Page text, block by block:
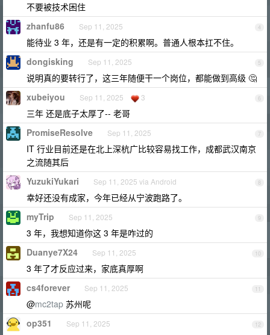
不要被技术困住
4
zhanfu86 Sep 11, 2025
能待业 3 年，还是有一定的积累啊。普通人根本扛不住。
5
dongisking Sep 11, 2025
说明真的要转行了，这三年随便干一个岗位，都能做到高级 🤔
6
xubeiyou Sep 11, 2025 3
三年 还是底子太厚了-- 老哥
7
PromiseResolve Sep 11, 2025
IT 行业目前还是在北上深杭广比较容易找工作，成都武汉南京
之流随其后
8
YuzukiYukari Sep 11, 2025 via Android
幸好还没有成家，今年已经从宁波跑路了。
9
myTrip Sep 11, 2025
3 年，我想知道你这 3 年是咋过的
10
Duanye7X24 Sep 11, 2025
3 年了才反应过来，家底真厚啊
11
cs4forever Sep 11, 2025
@mc2tap 苏州呢
12
op351 Sep 11, 2025